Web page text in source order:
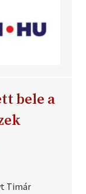
bele a
Timár